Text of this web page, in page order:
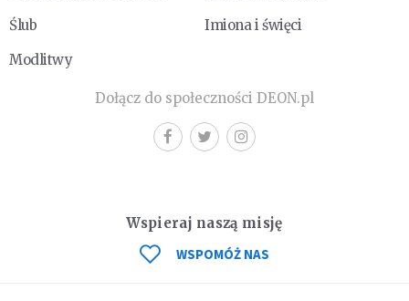
Ślub
Imiona i święci
Modlitwy
Dołącz do społeczności DEON.pl
Wspieraj naszą misję
WSPOMÓŻ NAS